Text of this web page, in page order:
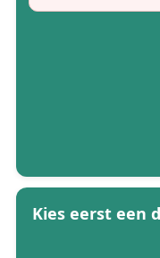
Kies eerst een